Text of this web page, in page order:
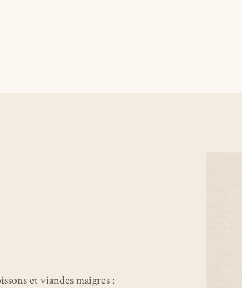
et viandes maigres :